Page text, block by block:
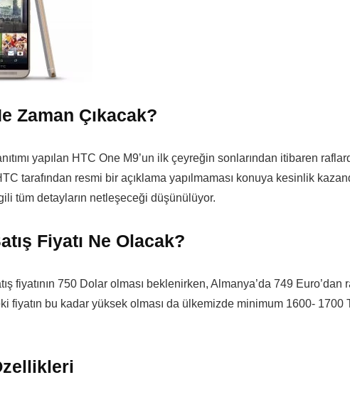
Zaman Çıkacak?
yapılan HTC One M9’un ilk çeyreğin sonlarından itibaren
tarafından resmi bir açıklama yapılmaması konuya kesinlik
tüm detayların netleşeceği düşünülüyor.
Fiyatı Ne Olacak?
fiyatının 750 Dolar olması beklenirken, Almanya’da 749 Euro’dan
fiyatın bu kadar yüksek olması da ülkemizde minimum 1600- 1700